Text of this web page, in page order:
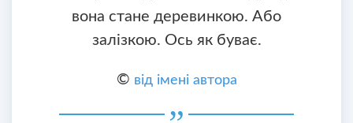
вона стане деревинкою. Або
залізкою. Ось як буває.
© від імені автора